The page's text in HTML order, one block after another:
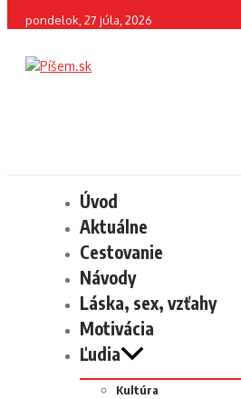
pondelok, 27 júla, 2026
Úvod
Aktuálne
Cestovanie
Návody
Láska, sex, vzťahy
Motivácia
Ľudia
Kultúra